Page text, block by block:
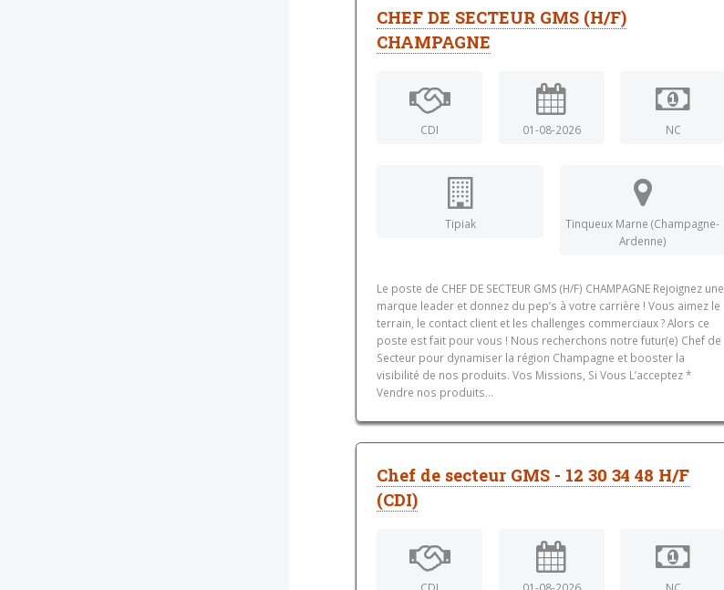
CHEF DE SECTEUR GMS (H/F)
CHAMPAGNE
CDI 01-08-2026 NC
Tipiak
Tinqueux Marne (Champagne-
Ardenne)
Le poste de CHEF DE SECTEUR GMS (H/F) CHAMPAGNE Rejoignez une
marque leader et donnez du pep’s à votre carrière ! Vous aimez le
terrain, le contact client et les challenges commerciaux ? Alors ce
poste est fait pour vous ! Nous recherchons notre futur(e) Chef de
Secteur pour dynamiser la région Champagne et booster la
visibilité de nos produits. Vos Missions, Si Vous L’acceptez *
Vendre nos produits...
Chef de secteur GMS - 12 30 34 48 H/F
(CDI)